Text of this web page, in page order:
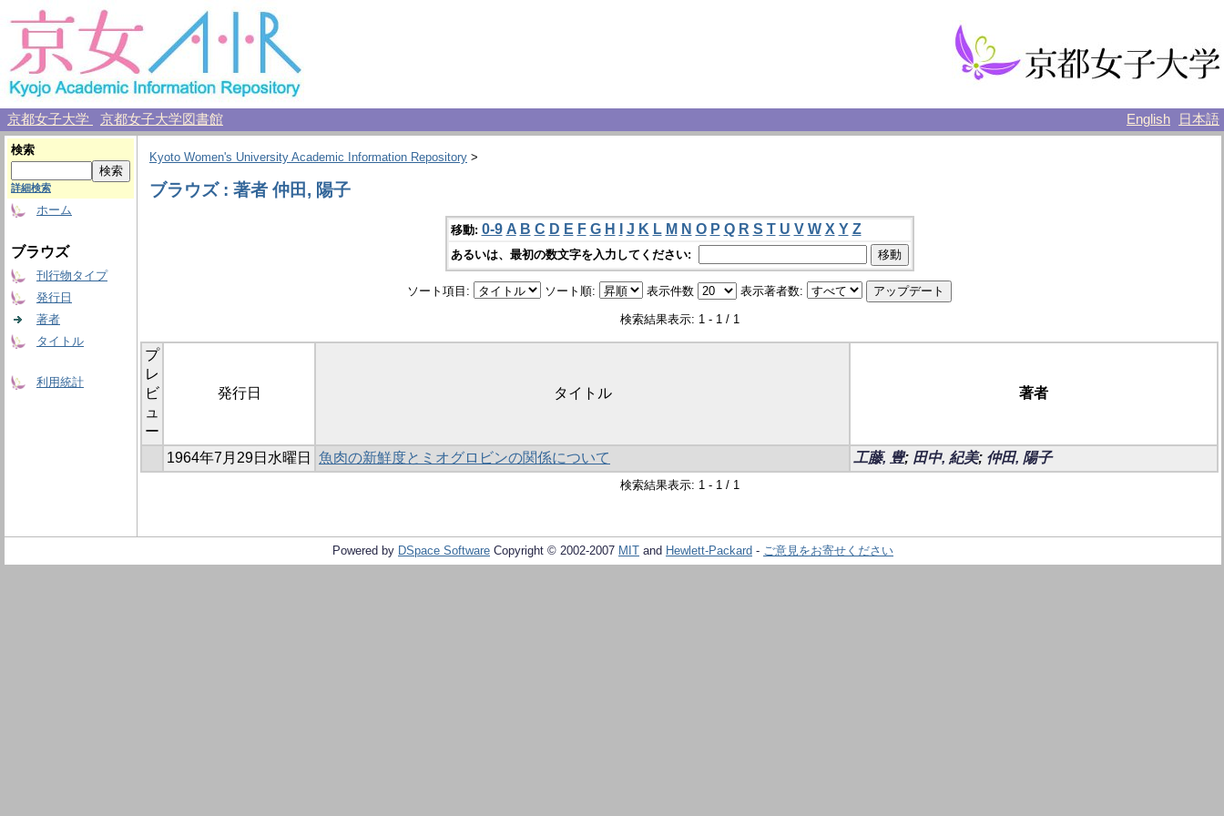
京都女子大学 京都女子大学図書館 English 日本語
検索
詳細検索
ホーム
ブラウズ
刊行物タイプ
発行日
著者
タイトル
利用統計
Kyoto Women's University Academic Information Repository >
ブラウズ : 著者 仲田, 陽子
移動: 0-9 A B C D E F G H J K L M N O P Q R S T U V W X Y Z
あるいは、最初の数文字を入力してください:
ソート項目: ソート順: 表示件数 表示著者数:
検索結果表示: 1 - 1 / 1
プ
レ
ビ
ュ
ー
発行日 タイトル 著者
1964年7月29日水曜日 魚肉の新鮮度とミオグロビンの関係について 工藤, 豊; 田中, 紀美; 仲田, 陽子
検索結果表示: 1 - 1 / 1
Powered by DSpace Software Copyright © 2002-2007 MIT and Hewlett-Packard - ご意見をお寄せください